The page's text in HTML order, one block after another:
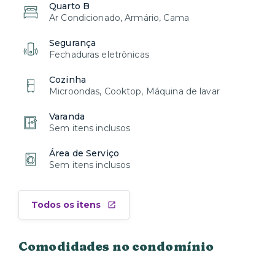
Quarto B
Ar Condicionado, Armário, Cama
Segurança
Fechaduras eletrônicas
Cozinha
Microondas, Cooktop, Máquina de lavar
Varanda
Sem itens inclusos
Área de Serviço
Sem itens inclusos
Todos os itens
Comodidades no condomínio